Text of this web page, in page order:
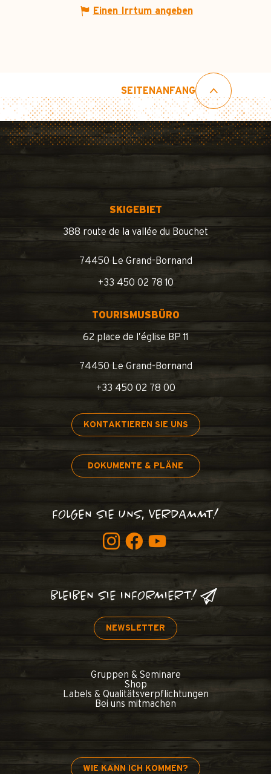
Einen Irrtum angeben
SEITENANFANG
SKIGEBIET
388 route de la vallée du Bouchet
74450 Le Grand-Bornand
+33 450 02 78 10
TOURISMUSBÜRO
62 place de l’église BP 11
74450 Le Grand-Bornand
+33 450 02 78 00
KONTAKTIEREN SIE UNS
DOKUMENTE & PLÄNE
FOLGEN SIE UNS, VERDAMMT!
BLEIBEN SIE INFORMIERT!
NEWSLETTER
Gruppen & Seminare
Shop
Labels & Qualitätsverpflichtungen
Bei uns mitmachen
WIE KANN ICH KOMMEN?